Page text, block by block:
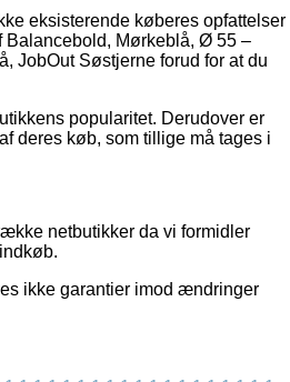
eksisterende køberes opfattelser
Balancebold, Mørkeblå, Ø 55 –
JobOut Søstjerne forud for at du
popularitet. Derudover er
deres køb, som tillige må tages i
netbutikker da vi formidler
ikke garantier imod ændringer